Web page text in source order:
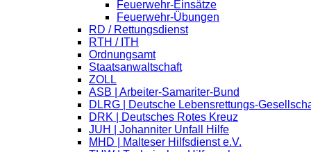
Feuerwehr-Einsätze
Feuerwehr-Übungen
RD / Rettungsdienst
RTH / ITH
Ordnungsamt
Staatsanwaltschaft
ZOLL
ASB | Arbeiter-Samariter-Bund
DLRG | Deutsche Lebensrettungs-
DRK | Deutsches Rotes Kreuz
JUH | Johanniter Unfall Hilfe
MHD | Malteser Hilfsdienst e.V.